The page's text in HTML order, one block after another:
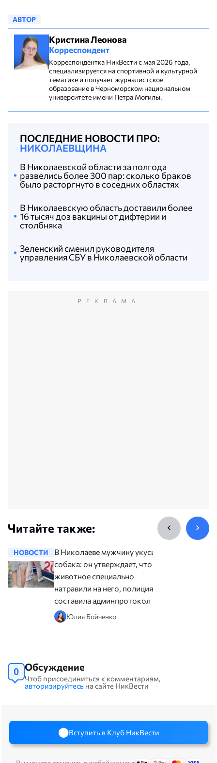
АВТОР
Кристина Леонова
Корреспондент
Корреспондентка НикВести с мая 2026 года,
специализируется на спортивной и культурной
тематике и получает журналистское
образование в Черноморском национальном
университете имени Петра Могилы.
ПОСЛЕДНИЕ НОВОСТИ ПРО:
НИКОЛАЕВЩИНА
Зеленский сменил руководителя
управления СБУ в Николаевской области
В Николаевскую область доставили более
16 тысяч доз вакцины от дифтерии и
столбняка
В Николаевской области за полгода
развелись более 300 пар: сколько браков
было расторгнуто в соседних областях
РЕКЛАМА
Читайте также:
НОВОСТИ
В Николаеве мужчину укусила
собака: он утверждает, что
животное специально
натравили на него, полиция
составила админпротокол
Юлия Бойченко
0 Обсуждение
Чтоб присоединиться к комментариям,
авторизируйтесь на сайте НикВести
Вступить в Клуб НикВести